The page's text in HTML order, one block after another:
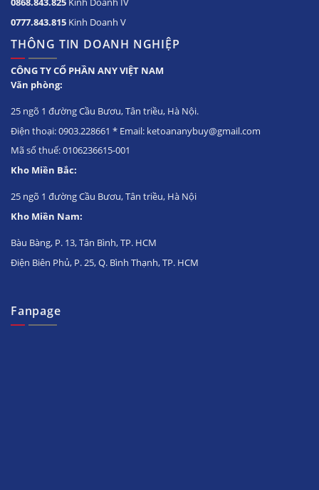
0777.843.815 Kinh Doanh V
THÔNG TIN DOANH NGHIỆP
CÔNG TY CỔ PHẦN ANY VIỆT NAM
Văn phòng:
25 ngõ 1 đường Cầu Bươu, Tân triều, Hà Nội.
Điện thoại: 0903.228661 * Email: ketoananybuy@gmail.com
Mã số thuế: 0106236615-001
Kho Miền Bắc:
25 ngõ 1 đường Cầu Bươu, Tân triều, Hà Nội
Kho Miền Nam:
Bàu Bàng, P. 13, Tân Bình, TP. HCM
Điện Biên Phủ, P. 25, Q. Bình Thạnh, TP. HCM
Fanpage